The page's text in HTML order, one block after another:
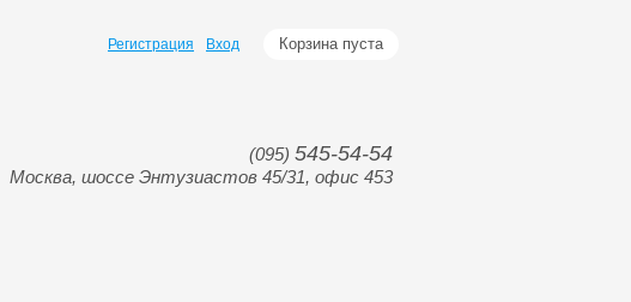
Корзина пуста
Регистрация Вход
(095) 545-54-54
Москва, шоссе Энтузиастов 45/31, офис 453